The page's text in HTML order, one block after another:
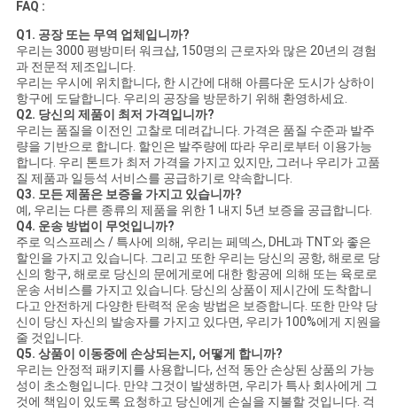
FAQ :
Q1. 공장 또는 무역 업체입니까?
우리는 3000 평방미터 워크샵, 150명의 근로자와 많은 20년의 경험
과 전문적 제조입니다.
우리는 우시에 위치합니다, 한 시간에 대해 아름다운 도시가 상하이
항구에 도달합니다. 우리의 공장을 방문하기 위해 환영하세요.
Q2. 당신의 제품이 최저 가격입니까?
우리는 품질을 이전인 고찰로 데려갑니다. 가격은 품질 수준과 발주
량을 기반으로 합니다. 할인은 발주량에 따라 우리로부터 이용가능
합니다. 우리 톤트가 최저 가격을 가지고 있지만, 그러나 우리가 고품
질 제품과 일등석 서비스를 공급하기로 약속합니다.
Q3. 모든 제품은 보증을 가지고 있습니까?
예, 우리는 다른 종류의 제품을 위한 1 내지 5년 보증을 공급합니다.
Q4. 운송 방법이 무엇입니까?
주로 익스프레스 / 특사에 의해, 우리는 페덱스, DHL과 TNT와 좋은
할인을 가지고 있습니다. 그리고 또한 우리는 당신의 공항, 해로로 당
신의 항구, 해로로 당신의 문에게로에 대한 항공에 의해 또는 육로로
운송 서비스를 가지고 있습니다. 당신의 상품이 제시간에 도착합니
다고 안전하게 다양한 탄력적 운송 방법은 보증합니다. 또한 만약 당
신이 당신 자신의 발송자를 가지고 있다면, 우리가 100%에게 지원을
줄 것입니다.
Q5. 상품이 이동중에 손상되는지, 어떻게 합니까?
우리는 안정적 패키지를 사용합니다, 선적 동안 손상된 상품의 가능
성이 초소형입니다. 만약 그것이 발생하면, 우리가 특사 회사에게 그
것에 책임이 있도록 요청하고 당신에게 손실을 지불할 것입니다. 걱